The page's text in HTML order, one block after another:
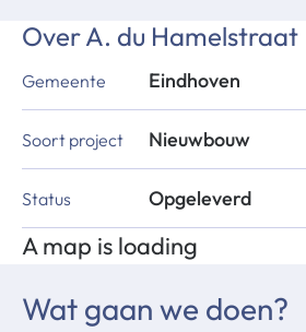
OverA. du Hamelstraat
Gemeente Eindhoven
Soort project Nieuwbouw
Status Opgeleverd
A map is loading
Wat gaan we doen?